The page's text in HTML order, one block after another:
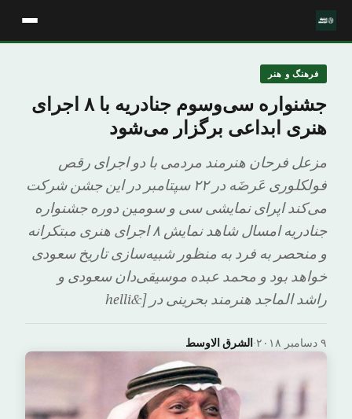
فرهنگ و هنر
جشنواره سی‌وسوم جنادریه با ۸ اجرای
هنری ابداعی برگزار می‌شود
مزعل فرحان هنرمند مردمی با دو اجرای رقص
فولکلوری عَرضَه در ۲۲ سپتامبر در این جشن شرکت
می‌کند اپرای نمایشی سی و سومین دوره جشنواره
جنادریه امسال شاهد نمایش ۸ اجرای هنری مبتکرانه
و منحصر به فرد به منظور شبیه‌سازی تاریخ سعودی
خواهد بود و محمد عبده موسیقی‌دان سعودی و
راشد الماجد هنرمند بحرینی در [&helli
الشرق الاوسط· ۹ دسامبر ۲۰۱۸